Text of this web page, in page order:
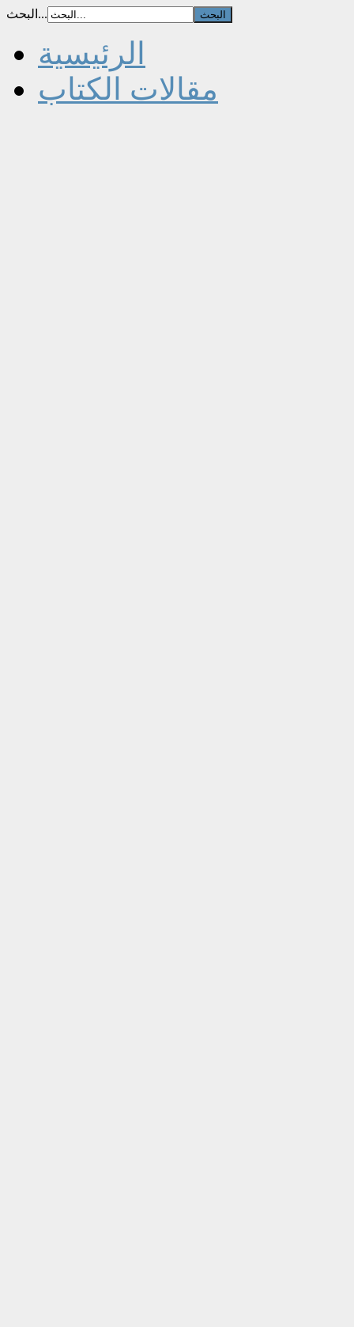
البحث...
الرئيسية
مقالات الكتاب